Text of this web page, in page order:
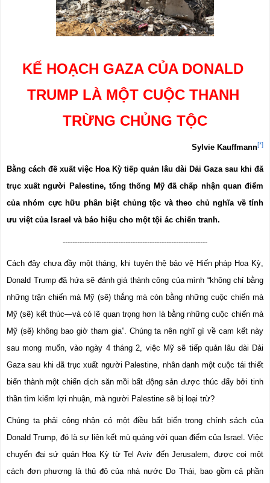
KẾ HOẠCH GAZA CỦA DONALD
TRUMP LÀ MỘT CUỘC THANH
TRỪNG CHỦNG TỘC
Sylvie Kauffmann[*]
Bằng cách đề xuất việc Hoa Kỳ tiếp quản lâu dài Dải Gaza sau khi đã
trục xuất người Palestine, tổng thống Mỹ đã chấp nhận quan điểm
của nhóm cực hữu phân biệt chủng tộc và theo chủ nghĩa về tính
ưu việt của Israel và báo hiệu cho một tội ác chiến tranh.
------------------------------------------------------------
Cách đây chưa đầy một tháng, khi tuyên thệ bảo vệ Hiến pháp Hoa Kỳ,
Donald Trump đã hứa sẽ đánh giá thành công của mình “không chỉ bằng
những trận chiến mà Mỹ (sẽ) thắng mà còn bằng những cuộc chiến mà
Mỹ (sẽ) kết thúc—và có lẽ quan trọng hơn là bằng những cuộc chiến mà
Mỹ (sẽ) không bao giờ tham gia”. Chúng ta nên nghĩ gì về cam kết này
sau mong muốn, vào ngày 4 tháng 2, việc Mỹ sẽ tiếp quản lâu dài Dải
Gaza sau khi đã trục xuất người Palestine, nhân danh một cuộc tái thiết
biến thành một chiến dịch săn mồi bất động sản được thúc đẩy bởi tinh
thần tìm kiếm lợi nhuận, mà người Palestine sẽ bị loại trừ?
Chúng ta phải công nhận có một điều bất biến trong chính sách của
Donald Trump, đó là sự liên kết mù quáng với quan điểm của Israel. Việc
chuyển đại sứ quán Hoa Kỳ từ Tel Aviv đến Jerusalem, được coi một
cách đơn phương là thủ đô của nhà nước Do Thái, bao gồm cả phần